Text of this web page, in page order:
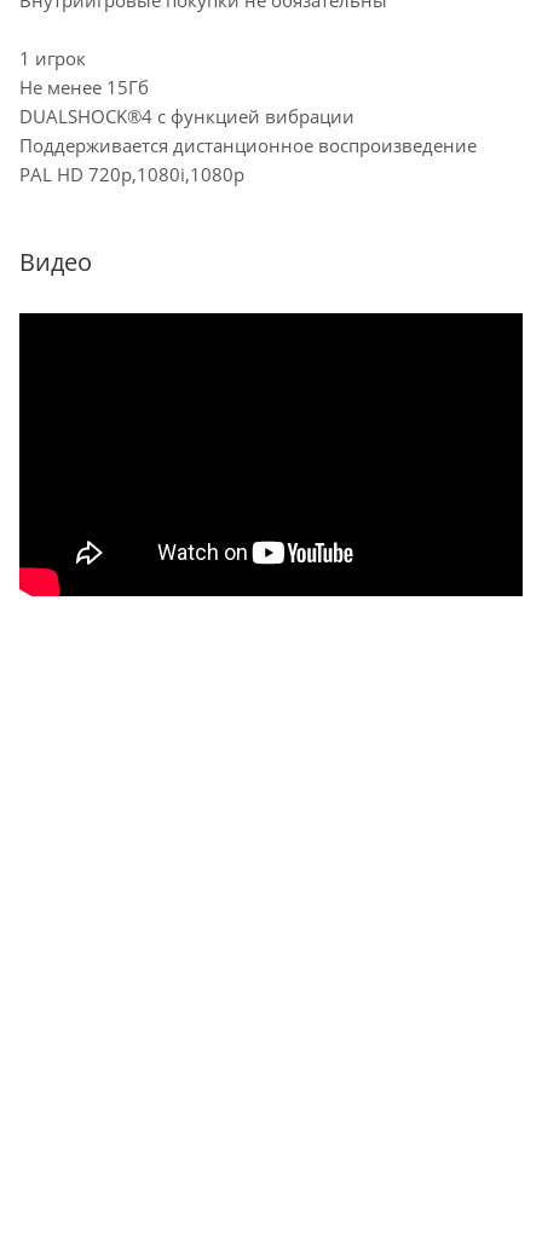
1 игрок
Не менее 15Гб
DUALSHOCK®4 с функцией вибрации
Поддерживается дистанционное воспроизведение
PAL HD 720p,1080i,1080p
Видео